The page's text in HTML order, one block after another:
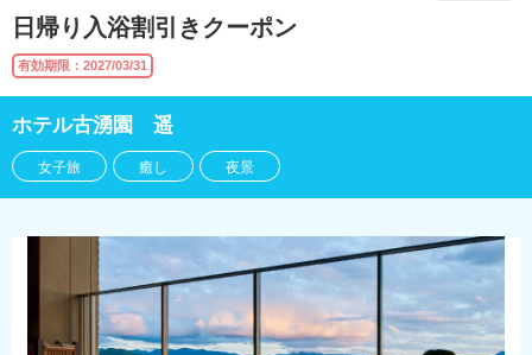
日帰り入浴割引きクーポン
有効期限：2027/03/31
ホテル古湧園 遥
女子旅 癒し 夜景